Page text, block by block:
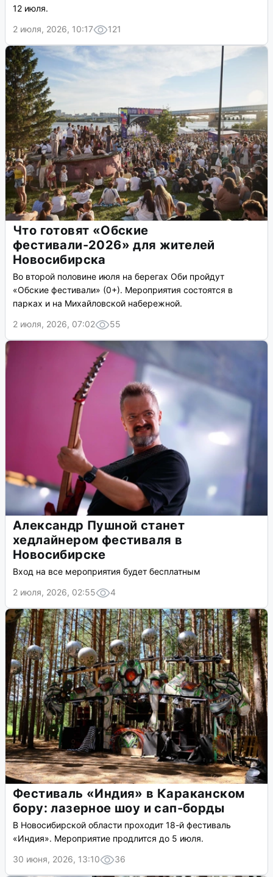
12 июля.
2 июля, 2026, 10:17
121
Что готовят «Обские
фестивали-2026» для жителей
Новосибирска
Во второй половине июля на берегах Оби пройдут
«Обские фестивали» (0+). Мероприятия состоятся в
парках и на Михайловской набережной.
2 июля, 2026, 07:02
55
Александр Пушной станет
хедлайнером фестиваля в
Новосибирске
Вход на все мероприятия будет бесплатным
2 июля, 2026, 02:55
4
Фестиваль «Индия» в Караканском
бору: лазерное шоу и сап-борды
В Новосибирской области проходит 18-й фестиваль
«Индия». Мероприятие продлится до 5 июля.
30 июня, 2026, 13:10
36